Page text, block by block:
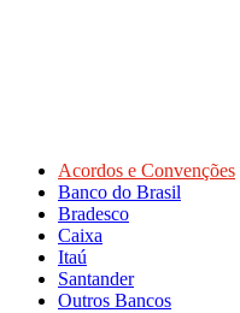
Acordos e Convenções
Banco do Brasil
Bradesco
Caixa
Itaú
Santander
Outros Bancos